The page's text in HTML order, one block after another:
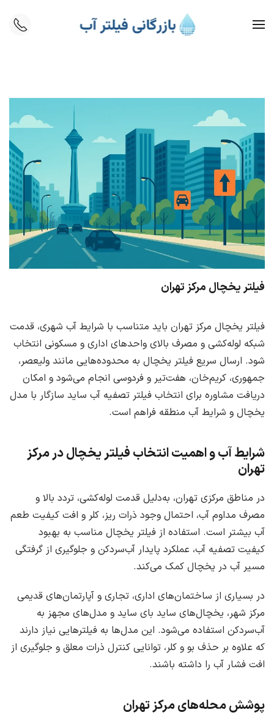
Skip to main content
فیلتر یخچال مرکز تهران
فیلتر یخچال مرکز تهران باید متناسب با شرایط آب شهری، قدمت
شبکه لوله‌کشی و مصرف بالای واحدهای اداری و مسکونی انتخاب
شود. ارسال سریع فیلتر یخچال به محدوده‌هایی مانند ولیعصر،
جمهوری، کریم‌خان، هفت‌تیر و فردوسی انجام می‌شود و امکان
دریافت مشاوره برای انتخاب فیلتر تصفیه آب ساید سازگار با مدل
یخچال و شرایط آب منطقه فراهم است.
شرایط آب و اهمیت انتخاب فیلتر یخچال در مرکز
تهران
در مناطق مرکزی تهران، به‌دلیل قدمت لوله‌کشی، تردد بالا و
مصرف مداوم آب، احتمال وجود ذرات ریز، کلر و افت کیفیت طعم
آب بیشتر است. استفاده از فیلتر یخچال مناسب به بهبود
کیفیت تصفیه آب، عملکرد پایدار آب‌سردکن و جلوگیری از گرفتگی
مسیر آب در یخچال کمک می‌کند.
در بسیاری از ساختمان‌های اداری، تجاری و آپارتمان‌های قدیمی
مرکز شهر، یخچال‌های ساید بای ساید و مدل‌های مجهز به
آب‌سردکن استفاده می‌شود. این مدل‌ها به فیلترهایی نیاز دارند
که علاوه بر حذف بو و کلر، توانایی کنترل ذرات معلق و جلوگیری از
افت فشار آب را داشته باشند.
پوشش محله‌های مرکز تهران